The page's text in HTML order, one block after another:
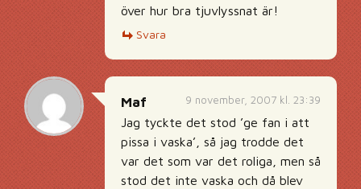
över hur bra tjuvlyssnat är!
Svara
9 november, 2007 kl. 23:39
Maf
Jag tyckte det stod ’ge fan i att
pissa i vaska’, så jag trodde det
var det som var det roliga, men så
stod det inte vaska och då blev